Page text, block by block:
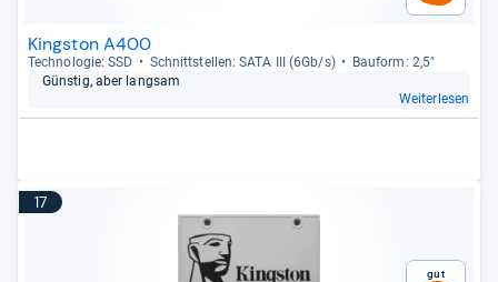
Kingston A400
Tech­no­lo­gie: SSD Schnitt­stel­len: SATA III (6Gb/s)
Bau­form: 2,5"
Güns­tig, aber lang­sam
Weiterlesen
17
Gut